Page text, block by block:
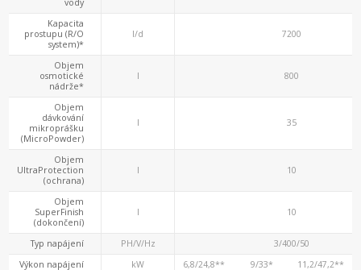
vody
Kapacita
prostupu (R/O
system)*
l/d 7200
Objem
osmotické
nádrže*
l 800
Objem
dávkování
mikroprášku
(MicroPowder)
l 35
Objem
UltraProtection
(ochrana)
l 10
Objem
SuperFinish
(dokončení)
l 10
Typ napájení PH/V/Hz
3/400/50
Výkon napájení
kW 6,8/24,8** 9/33*
11,2/47,2**